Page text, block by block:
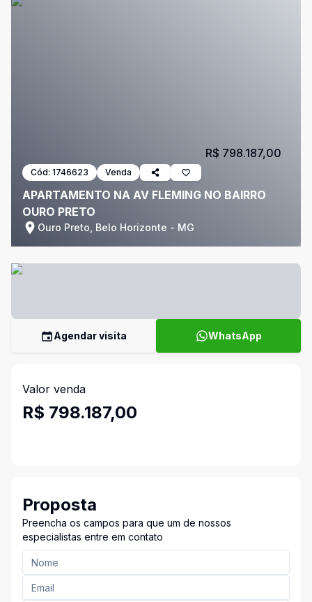
Cód: 1746623 Venda
APARTAMENTO NA AV FLEMING NO BAIRRO
OURO PRETO
Ouro Preto, Belo Horizonte - MG
R$ 798.187,00
Agendar visita WhatsApp
Valor venda
R$ 798.187,00
Proposta
Preencha os campos para que um de nossos
especialistas entre em contato